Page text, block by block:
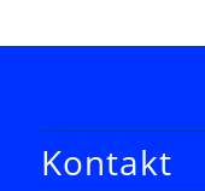
Kontakt